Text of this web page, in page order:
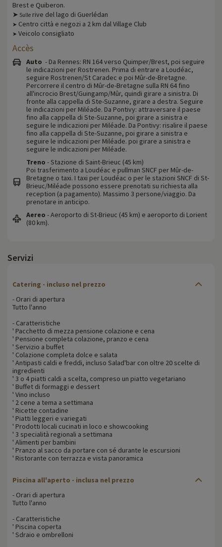
Brest e Quiberon.
➤ Sulle rive del lago di Guerlédan
➤ Centro città e negozi a 2 km dal Village Club
➤ Veicolo consigliato
Accès
Auto - Da Rennes: RN 164 verso Quimper/Brest, poi seguire
le indicazioni per Rostrenen. Prima di entrare a Loudéac,
seguire Rostrenen/St Caradec e poi Mûr-de-Bretagne.
Percorrere il centro di Mûr-de-Bretagne sulla RN 64 fino
all'incrocio Brest/Guingamp/Mûr, quindi girare a sinistra. Di
fronte alla cappella di Ste-Suzanne, girare a destra. Seguire
le indicazioni per Miléade. Da Pontivy: attraversare il paese
fino alla cappella di Ste-Suzanne, poi girare a sinistra e
seguire le indicazioni per Miléade. Da Pontivy: risalire il paese
fino alla cappella di Ste-Suzanne, poi girare a sinistra e
seguire le indicazioni per Miléade. poi girare a sinistra e
seguire le indicazioni per Miléade.
Treno - Stazione di Saint-Brieuc (45 km)
Poi trasferimento a Loudéac e pullman SNCF per Mûr-de-
Bretagne o taxi. I taxi per Loudéac o per le stazioni SNCF di St-
Brieuc/Miléade possono essere prenotati su richiesta alla
reception (a pagamento). Massimo 3 persone/viaggio. Da
prenotare in anticipo.
Aereo - Aeroporto di St-Brieuc (45 km) e aeroporto di Lorient
(80 km).
Servizi
Catering - incluso nel prezzo
- Orari di apertura
Tutto l'anno
- Caratteristiche
' Pacchetto di mezza pensione colazione e cena
' Pensione completa colazione, pranzo e cena
' Servizio a buffet
' Colazione completa dolce e salata
' Antipasti caldi e freddi, incluso Salad'bar con oltre 20 scelte di
ingredienti
' 3 o 4 piatti caldi a scelta, compreso un piatto vegetariano
' Buffet di formaggi e dessert
' Vino incluso
' 2 cene a tema a settimana
' Ricette contadine
' Piatti leggeri e variegati
' Prodotti locali cucinati in loco e showcooking
' 3 specialità regionali a settimana
' Alimenti per bambini
' Pranzo al sacco da portare con sé durante le escursioni
' Ristorante con terrazza e vista panoramica
Piscina all'aperto - inclusa nel prezzo
- Orari di apertura
Tutto l'anno
- Caratteristiche
' Piscina coperta
' Sdraio e ombrelloni